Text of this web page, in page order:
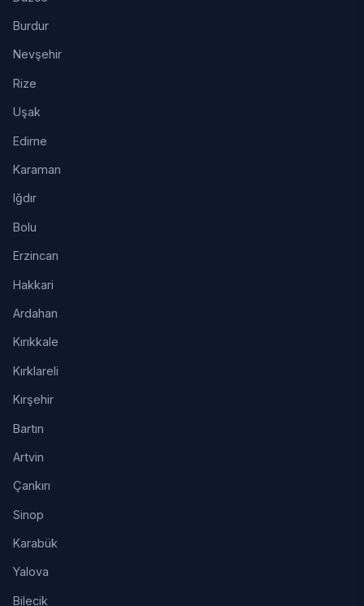
Burdur
Nevşehir
Rize
Uşak
Edirne
Karaman
Iğdır
Bolu
Erzincan
Hakkari
Ardahan
Kırıkkale
Kırklareli
Kırşehir
Bartın
Artvin
Çankırı
Sinop
Karabük
Yalova
Bilecik